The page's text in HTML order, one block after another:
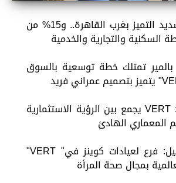
موقع VERT شديد التميز بغرب القاهرة.. و15% من
السكنية والتجارية والخدمية
تمتلك خطة توسعية بالسوق
م. جاسر بهجت: VERT يجمع بين الرؤية الاستثمارية
المعماري الهادئ
د. أحمد إسماعيل: فرع لعيادات كوينز في" VERT"
بمجال صحة المرأة